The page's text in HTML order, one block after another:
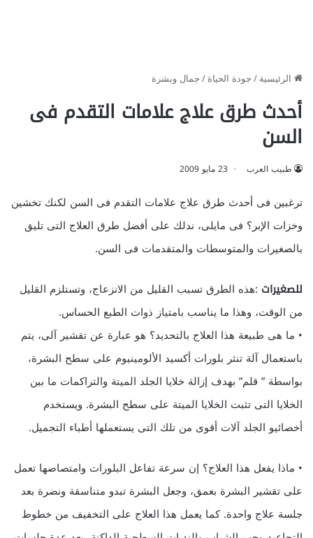
الرئيسية/جودة الحياة/جمال وبشرة
أحدث طرق علاج علامات التقدم فى
السن
طبيب العرب 23 مايو 2009
ترغبين فى أحدث طرق علاج علامات التقدم فى السن لكنك تخشين
وخزات الإبر؟ فى مايلى، ندلك على أفضل طرق العلاج التى تليق
بالصغيرات والمتوسطات والمتقدمات فى السن.
للصغيرات :هذه الطرق تسبب القليل من الانزعاج، وتستلزم القليل
من الوقت، وهذا ما يناسب بامتياز ذوات الطبع الحساس.
• ما هى طبيعة هذا العلاج بالتحديد؟ هو عبارة عن تقشير آلى، يتم
باستعمال آلة تنثر بلورات أكسيد الألومينيوم على سطح البشرة،
بواسطة ” قلم” بهدف إزالة خلايا الجلد الميتة والتراكمات ما بين
الخلايا التى تثبت الخلايا الميتة على سطح البشرة. ويستخدم
أخصائيو الجلد آلات أقوى من تلك التى يستعملها أطباء التجميل.
• ماذا يفعل هذا العلاج؟ إن سرعة تفاعل البلورات وامتصاصها تعمل
على تقشير البشرة بعمق، وجعل البشرة تبدو متناسقة ونضرة بعد
جلسة علاج واحدة. كما يعمل هذا العلاج على التخفيف من خطوط